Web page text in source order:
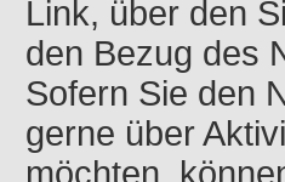
Link, über den
den Bezug des
Sofern Sie den
gerne über
möchten,